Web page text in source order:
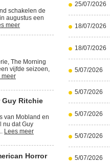
schakelen de
augustus een
meer
The Morning
vijfde seizoen,
meer
Guy Ritchie
van Mobland en
nu dat Guy
Lees meer
Horror
25/07/2026
18/07/2026
18/07/2026
5/07/2026
5/07/2026
5/07/2026
5/07/2026
5/07/2026